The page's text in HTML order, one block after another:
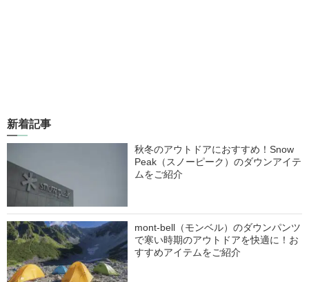
新着記事
秋冬のアウトドアにおすすめ！Snow
Peak（スノーピーク）のダウンアイテ
ムをご紹介
mont-bell（モンベル）のダウンパンツ
で寒い時期のアウトドアを快適に！お
すすめアイテムをご紹介